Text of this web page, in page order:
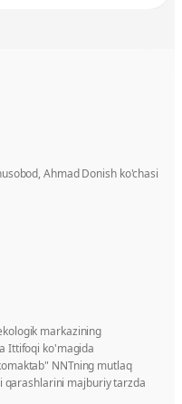
Ahmad Donish ko'chasi
markazining
Ittifoqi ko'magida
NNTning mutlaq
qarashlarini majburiy tarzda